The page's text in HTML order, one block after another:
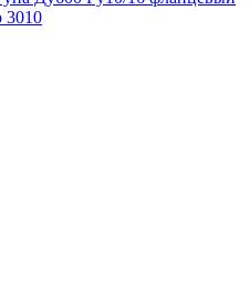
3010